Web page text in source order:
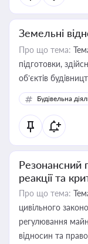
Земельні
Про що тема:
підготовки,
об’єктів
Будівельна
Резонансний
реакції та
Про що тема:
цивільного
регулювання
відносин та